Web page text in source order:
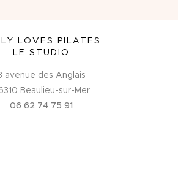
LOVES PILATES
LE STUDIO
avenue des Anglais
Beaulieu-sur-Mer
06 62 74 75 91